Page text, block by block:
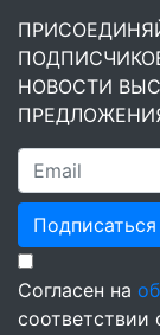
НОВОСТИ
Подписаться
Согласен на
соответствии